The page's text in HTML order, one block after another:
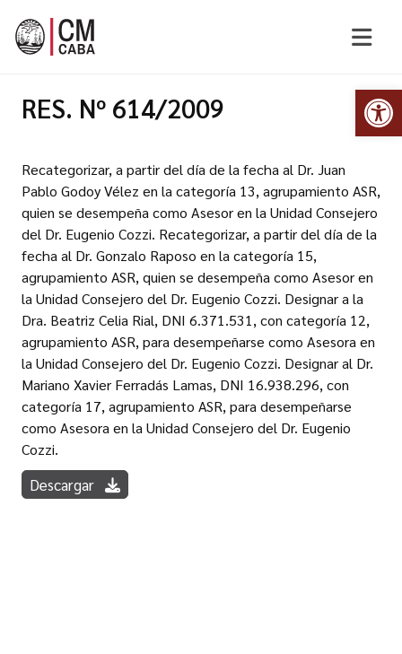
RES. Nº 614/2009
Recategorizar, a partir del día de la fecha al Dr. Juan
Pablo Godoy Vélez en la categoría 13, agrupamiento ASR,
quien se desempeña como Asesor en la Unidad Consejero
del Dr. Eugenio Cozzi. Recategorizar, a partir del día de la
fecha al Dr. Gonzalo Raposo en la categoría 15,
agrupamiento ASR, quien se desempeña como Asesor en
la Unidad Consejero del Dr. Eugenio Cozzi. Designar a la
Dra. Beatriz Celia Rial, DNI 6.371.531, con categoría 12,
agrupamiento ASR, para desempeñarse como Asesora en
la Unidad Consejero del Dr. Eugenio Cozzi. Designar al Dr.
Mariano Xavier Ferradás Lamas, DNI 16.938.296, con
categoría 17, agrupamiento ASR, para desempeñarse
como Asesora en la Unidad Consejero del Dr. Eugenio
Cozzi.
Descargar